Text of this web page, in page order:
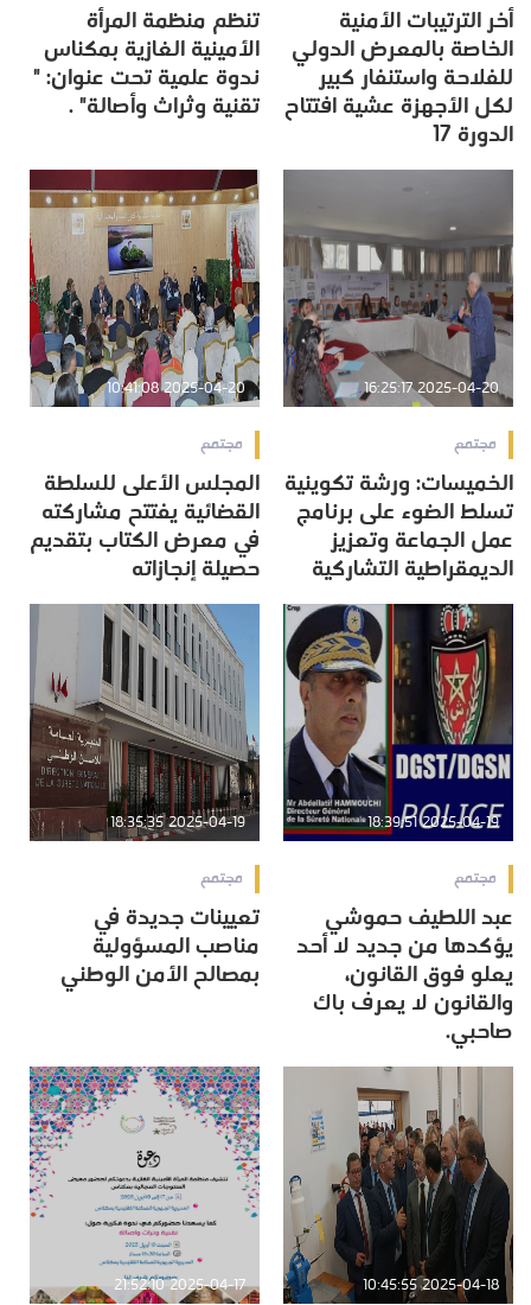
أخر الترتيبات الأمنية
الخاصة بالمعرض الدولي
للفلاحة واستنفار كبير
لكل الأجهزة عشية افتتاح
الدورة 17
تنظم منظمة المرأة
الأمينية الغازية بمكناس
ندوة علمية تحت عنوان: "
تقنية وثراث وأصالة" .
2025-04-20 16:25:17
مجتمع
الخميسات: ورشة تكوينية
تسلط الضوء على برنامج
عمل الجماعة وتعزيز
الديمقراطية التشاركية
2025-04-20 10:41:08
مجتمع
المجلس الأعلى للسلطة
القضائية يفتتح مشاركته
في معرض الكتاب بتقديم
حصيلة إنجازاته
2025-04-19 18:39:51
مجتمع
‏عبد اللطيف حموشي
يؤكدها من جديد لا أحد
يعلو فوق القانون،
والقانون لا يعرف باك
صاحبي.
2025-04-19 18:35:35
مجتمع
تعيينات جديدة في
مناصب المسؤولية
بمصالح الأمن الوطني
2025-04-18 10:45:55
2025-04-17 21:52:10